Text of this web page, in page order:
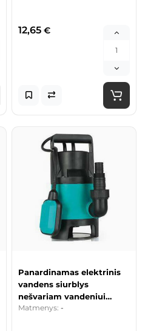
12,65 €
Panardinamas elektrinis
vandens siurblys
nešvariam vandeniui
P750LD-7
Matmenys: -